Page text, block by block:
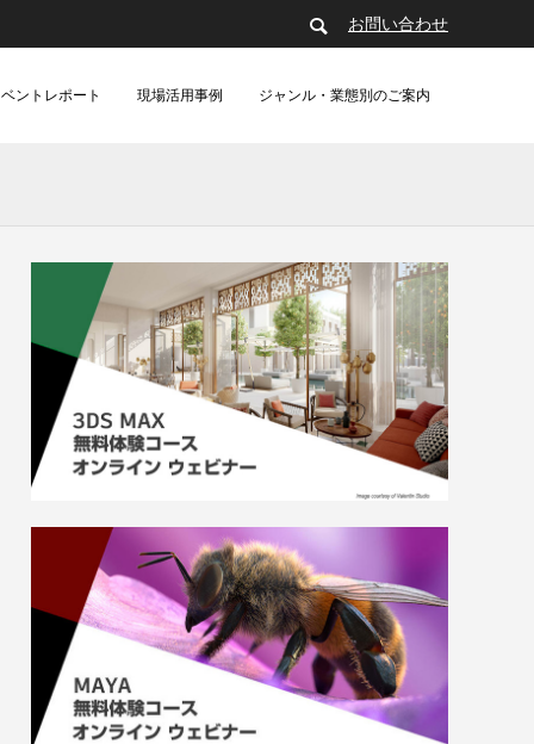
お問い合わせ
ントレポート 現場活用事例 ジャンル・業態別のご案内
群集シミュレーション徹底比較ウェビナー
2025.06.17
紐解く
『LAZARUS ラザロ』制作事例：Blender
で挑んだCGワークと画面作りの舞台裏
（MAPPA）
2026.01.20
・柳
[外部事例]3DCGアニメーション制作用ス
トレージをDell EMC lsilonで全面刷新 性
能・容量不足の解消と運用効率化に成功
2019.11.07